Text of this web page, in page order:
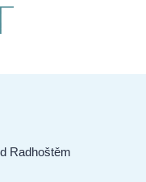
Radhoštěm